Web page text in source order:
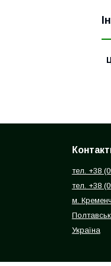
тел. +38
тел. +38
м.
Україна